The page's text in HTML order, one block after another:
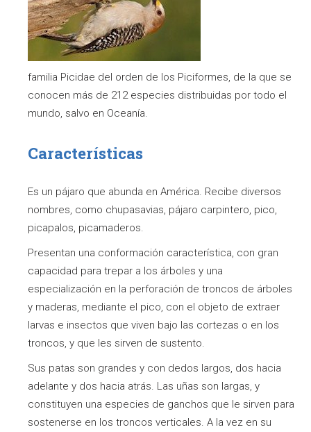
familia Picidae del orden de los Piciformes, de la que se
conocen más de 212 especies distribuidas por todo el
mundo, salvo en Oceanía.
Características
Es un pájaro que abunda en América. Recibe diversos
nombres, como chupasavias, pájaro carpintero, pico,
picapalos, picamaderos.
Presentan una conformación característica, con gran
capacidad para trepar a los árboles y una
especialización en la perforación de troncos de árboles
y maderas, mediante el pico, con el objeto de extraer
larvas e insectos que viven bajo las cortezas o en los
troncos, y que les sirven de sustento.
Sus patas son grandes y con dedos largos, dos hacia
adelante y dos hacia atrás. Las uñas son largas, y
constituyen una especies de ganchos que le sirven para
sostenerse en los troncos verticales. A la vez en su